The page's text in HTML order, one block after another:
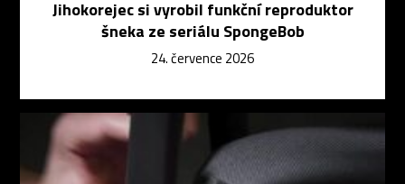
Jihokorejec si vyrobil funkční reproduktor
šneka ze seriálu SpongeBob
24. července 2026